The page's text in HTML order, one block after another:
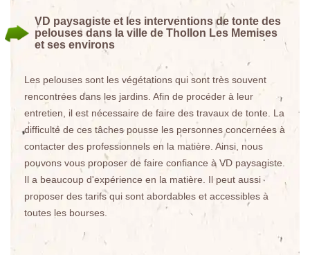
VD paysagiste et les interventions de tonte des
pelouses dans la ville de Thollon Les Memises
et ses environs
Les pelouses sont les végétations qui sont très souvent
rencontrées dans les jardins. Afin de procéder à leur
entretien, il est nécessaire de faire des travaux de tonte. La
difficulté de ces tâches pousse les personnes concernées à
contacter des professionnels en la matière. Ainsi, nous
pouvons vous proposer de faire confiance à VD paysagiste.
Il a beaucoup d'expérience en la matière. Il peut aussi
proposer des tarifs qui sont abordables et accessibles à
toutes les bourses.